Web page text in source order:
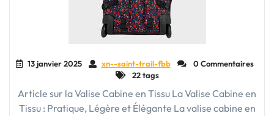
13 janvier 2025 xn--saint-trail-fbb
0 Commentaires
22 tags
Article sur la Valise Cabine en Tissu La Valise Cabine en
Tissu : Pratique, Légère et Élégante La valise cabine en